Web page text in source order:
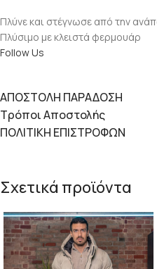
Πλύνε και στέγνωσε από την
Πλύσιμο με κλειστά φερμουάρ
Follow Us
ΑΠΟΣΤΟΛΗ ΠΑΡΑΔΟΣΗ
Τρόποι Αποστολής
ΠΟΛΙΤΙΚΗ ΕΠΙΣΤΡΟΦΩΝ
Σχετικά προϊόντα